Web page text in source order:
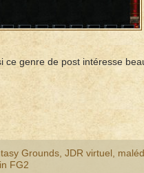
ce genre de post intéresse
Grounds JDR virtuel
FG2